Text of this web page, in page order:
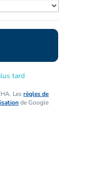
tard
Lesrègles de
de Google